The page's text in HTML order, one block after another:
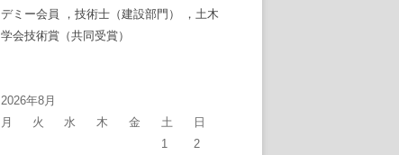
デミー会員 ，技術士（建設部門） ，土木
学会技術賞（共同受賞）
2026年8月
月
火 水 木 金 土 日
1
2